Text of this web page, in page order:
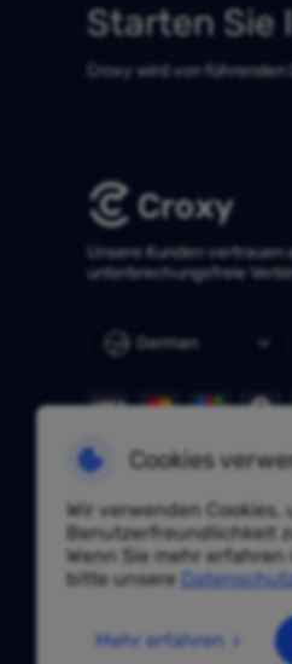
Starten Sie
Croxy wird von
Unsere Kunden vertrauen
unterbrechungsfreie
German
NÜTZLICHE LINKS
Huayang LingdongTKFFF
IPjianceVmoscloud
Haben Sie eine Frage?
Aufgrund von
Cookies
Wir verwenden Cookies,
Benutzerfreundlichkeit
Wenn Sie mehr
bitte unsere
Mehr erfahren